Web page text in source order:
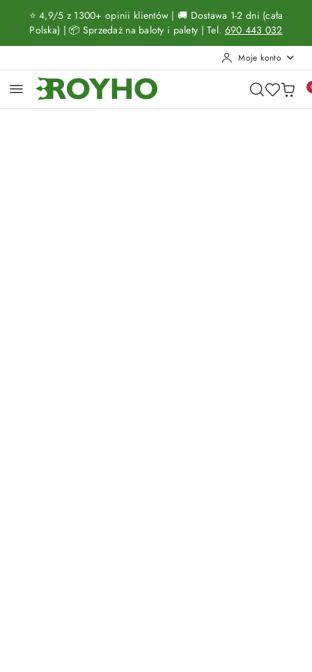
Przejdź do treści głównej
Przejdź do wyszukiwarki
Przejdź do moje konto
Przejdź do menu głównego
Przejdź do opisu produktu
Przejdź do stopki
⭐ 4,9/5 z 1300+ opinii klientów | 🚚 Dostawa 1-2 dni (cała
Polska) | 📦 Sprzedaż na baloty i palety | Tel. 690 443 032
Moje konto